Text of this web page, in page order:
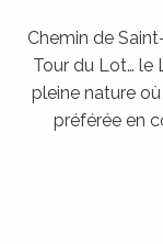
Chemin de
Tour du Lot… le
pleine nature
préférée en